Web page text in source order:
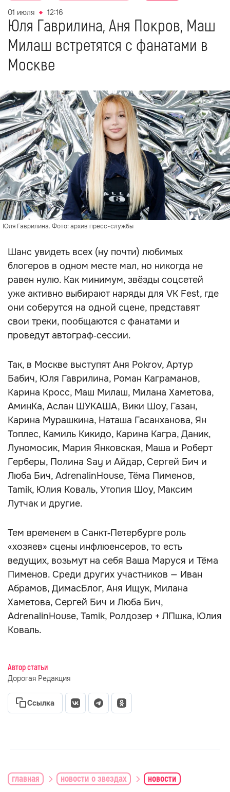
01 июля 12:16
Юля Гаврилина, Аня Покров, Маш
Милаш встретятся с фанатами в
Москве
Юля Гаврилина. Фото: архив пресс-службы
Шанс увидеть всех (ну почти) любимых
блогеров в одном месте мал, но никогда не
равен нулю. Как минимум, звёзды соцсетей
уже активно выбирают наряды для VK Fest, где
они соберутся на одной сцене, представят
свои треки, пообщаются с фанатами и
проведут автограф‑сессии.
Так, в Москве выступят Аня Pokrov, Артур
Бабич, Юля Гаврилина, Роман Каграманов,
Карина Кросс, Маш Милаш, Милана Хаметова,
АминКа, Аслан ШУКАША, Вики Шоу, Газан,
Карина Мурашкина, Наташа Гасанханова, Ян
Топлес, Камиль Кикидо, Карина Кагра, Даник,
Луномосик, Мария Янковская, Маша и Роберт
Герберы, Полина Say и Айдар, Сергей Бич и
Люба Бич, AdrenalinHouse, Тёма Пименов,
Tamik, Юлия Коваль, Утопия Шоу, Максим
Лутчак и другие.
Тем временем в Санкт‑Петербурге роль
«хозяев» сцены инфлюенсеров, то есть
ведущих, возьмут на себя Ваша Маруся и Тёма
Пименов. Среди других участников — Иван
Абрамов, ДимасБлог, Аня Ищук, Милана
Хаметова, Сергей Бич и Люба Бич,
AdrenalinHouse, Tamik, Ролдозер + ЛПшка, Юлия
Коваль.
Автор статьи
Дорогая Редакция
Ссылка
главная новости о звездах новости